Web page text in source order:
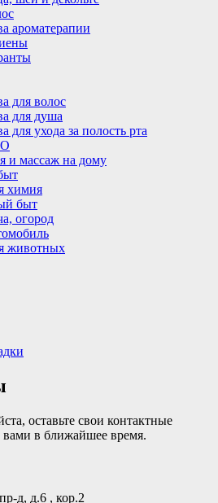
ароматерапии
для волос
для душа
для ухода за полость рта
и массаж на дому
химия
быт
огород
животных
оставьте свои контактные
в ближайшее время.
д, д.6 , кор.2